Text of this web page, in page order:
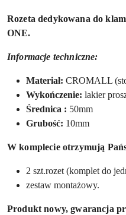
Rozeta dedykowana do
ONE.
Informacje techniczne:
Materiał: CROMALL
Wykończenie: lakier
Średnica : 50mm
Grubość: 10mm
W komplecie otrzymują
2 szt.rozet (komplet do
zestaw montażowy.
Produkt nowy, gwarancja